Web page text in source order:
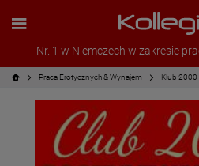
Nr. 1 w Niemczech w zakresie
Praca Erotycznych & Wynajem Klub 2000